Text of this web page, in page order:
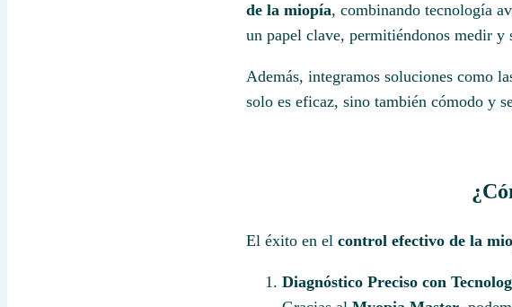
de la miopía, combinando tecnología
un papel clave, permitiéndonos medir
Además, integramos soluciones como
solo es eficaz, sino también cómodo y
El éxito en el control efectivo de la
Diagnóstico Preciso con